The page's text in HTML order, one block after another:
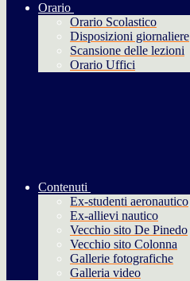
Orario
Orario Scolastico
Disposizioni giornaliere
Scansione delle lezioni
Orario Uffici
Contenuti
Ex-studenti aeronautico
Ex-allievi nautico
Vecchio sito De Pinedo
Vecchio sito Colonna
Gallerie fotografiche
Galleria video